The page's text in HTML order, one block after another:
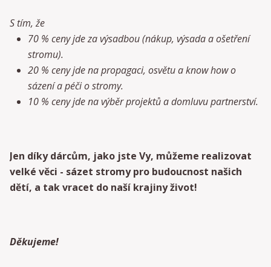
S tím, že
70 % ceny jde za výsadbou (nákup, výsada a ošetření
stromu).
20 % ceny jde na propagaci, osvětu a know how o
sázení a péči o stromy.
10 % ceny jde na výběr projektů a domluvu partnerství.
Jen díky dárcům, jako jste Vy, můžeme realizovat
velké věci - sázet stromy pro budoucnost našich
dětí, a tak vracet do naší krajiny život!
Děkujeme!